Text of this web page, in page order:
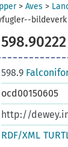
> Aves >
bildeverk
598.90222
598.9
ocd00150605
http://
RDF/XML